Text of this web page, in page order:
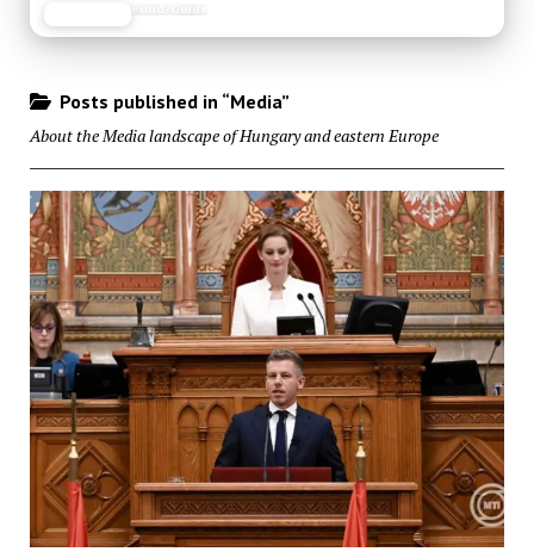
Posts published in “Media”
About the Media landscape of Hungary and eastern Europe